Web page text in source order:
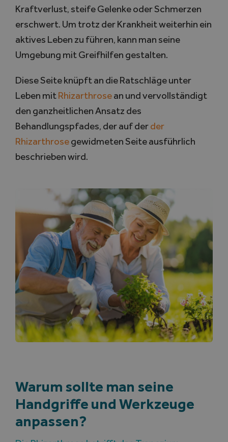
Kraftverlust, steife Gelenke oder Schmerzen
erschwert. Um trotz der Krankheit weiterhin ein
aktives Leben zu führen, kann man seine
Umgebung mit Greifhilfen gestalten.
Diese Seite knüpft an die Ratschläge unter
Leben mitRhizarthrosean und vervollständigt
den ganzheitlichen Ansatz des
Behandlungspfades, der auf derder
Rhizarthrosegewidmeten Seite ausführlich
beschrieben wird.
Warum sollte man seine
Handgriffe und Werkzeuge
anpassen?